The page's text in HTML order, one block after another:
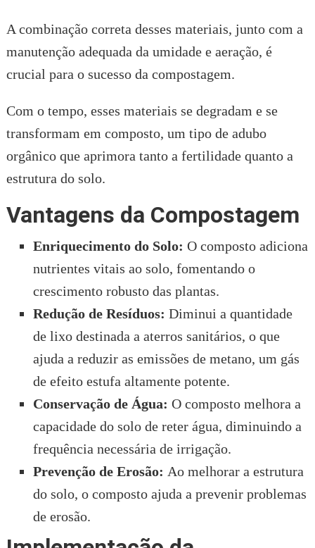
A combinação correta desses materiais, junto com a
manutenção adequada da umidade e aeração, é
crucial para o sucesso da compostagem.
Com o tempo, esses materiais se degradam e se
transformam em composto, um tipo de adubo
orgânico que aprimora tanto a fertilidade quanto a
estrutura do solo.
Vantagens da Compostagem
Enriquecimento do Solo: O composto adiciona
nutrientes vitais ao solo, fomentando o
crescimento robusto das plantas.
Redução de Resíduos: Diminui a quantidade
de lixo destinada a aterros sanitários, o que
ajuda a reduzir as emissões de metano, um gás
de efeito estufa altamente potente.
Conservação de Água: O composto melhora a
capacidade do solo de reter água, diminuindo a
frequência necessária de irrigação.
Prevenção de Erosão: Ao melhorar a estrutura
do solo, o composto ajuda a prevenir problemas
de erosão.